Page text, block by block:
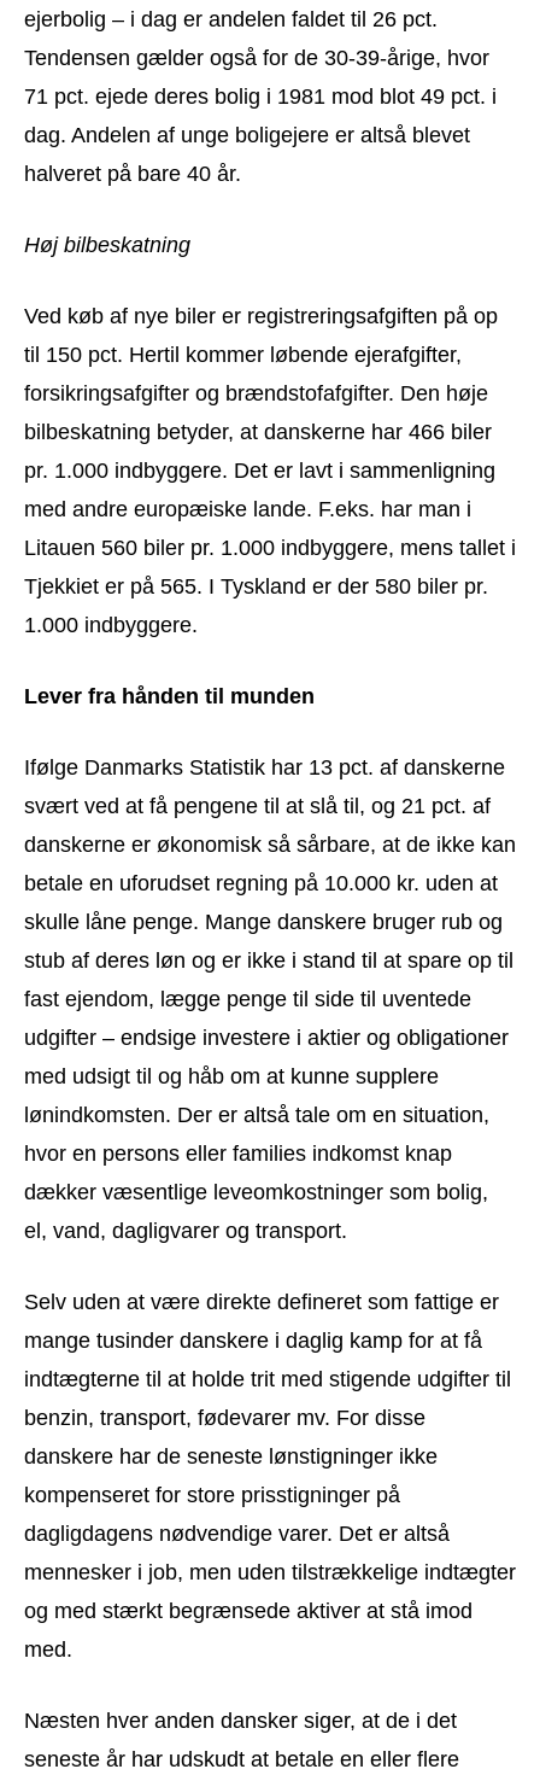
ejerbolig – i dag er andelen faldet til 26 pct.
Tendensen gælder også for de 30-39-årige, hvor
71 pct. ejede deres bolig i 1981 mod blot 49 pct. i
dag. Andelen af unge boligejere er altså blevet
halveret på bare 40 år.
Høj bilbeskatning
Ved køb af nye biler er registreringsafgiften på op
til 150 pct. Hertil kommer løbende ejerafgifter,
forsikringsafgifter og brændstofafgifter. Den høje
bilbeskatning betyder, at danskerne har 466 biler
pr. 1.000 indbyggere. Det er lavt i sammenligning
med andre europæiske lande. F.eks. har man i
Litauen 560 biler pr. 1.000 indbyggere, mens tallet i
Tjekkiet er på 565. I Tyskland er der 580 biler pr.
1.000 indbyggere.
Lever fra hånden til munden
Ifølge Danmarks Statistik har 13 pct. af danskerne
svært ved at få pengene til at slå til, og 21 pct. af
danskerne er økonomisk så sårbare, at de ikke kan
betale en uforudset regning på 10.000 kr. uden at
skulle låne penge. Mange danskere bruger rub og
stub af deres løn og er ikke i stand til at spare op til
fast ejendom, lægge penge til side til uventede
udgifter – endsige investere i aktier og obligationer
med udsigt til og håb om at kunne supplere
lønindkomsten. Der er altså tale om en situation,
hvor en persons eller families indkomst knap
dækker væsentlige leveomkostninger som bolig,
el, vand, dagligvarer og transport.
Selv uden at være direkte defineret som fattige er
mange tusinder danskere i daglig kamp for at få
indtægterne til at holde trit med stigende udgifter til
benzin, transport, fødevarer mv. For disse
danskere har de seneste lønstigninger ikke
kompenseret for store prisstigninger på
dagligdagens nødvendige varer. Det er altså
mennesker i job, men uden tilstrækkelige indtægter
og med stærkt begrænsede aktiver at stå imod
med.
Næsten hver anden dansker siger, at de i det
seneste år har udskudt at betale en eller flere